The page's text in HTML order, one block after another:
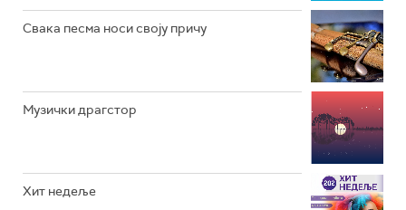
Свака песма носи своју причу
Музички драгстор
Хит недеље